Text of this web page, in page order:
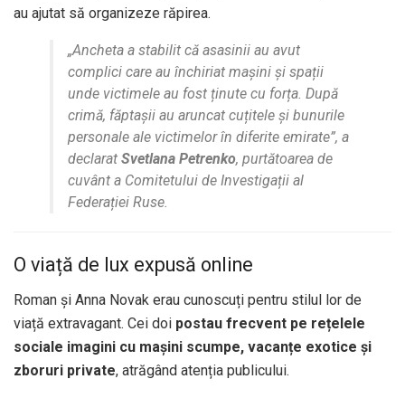
au ajutat să organizeze răpirea.
„Ancheta a stabilit că asasinii au avut
complici care au închiriat mașini și spații
unde victimele au fost ținute cu forța. După
crimă, făptașii au aruncat cuțitele și bunurile
personale ale victimelor în diferite emirate”, a
declarat Svetlana Petrenko, purtătoarea de
cuvânt a Comitetului de Investigații al
Federației Ruse.
O viață de lux expusă online
Roman și Anna Novak erau cunoscuți pentru stilul lor de
viață extravagant. Cei doi postau frecvent pe rețelele
sociale imagini cu mașini scumpe, vacanțe exotice și
zboruri private, atrăgând atenția publicului.